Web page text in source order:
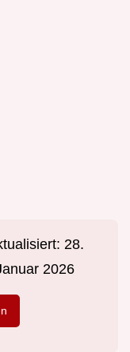
28.
2026